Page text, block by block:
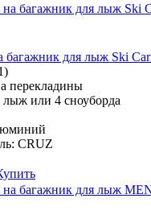
багажник для лыж Ski
)
перекладины
или 4 сноуборда
CRUZ